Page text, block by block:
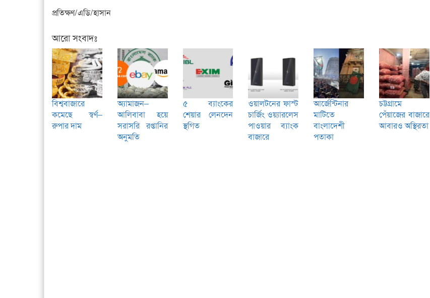
প্রতিক্ষণ/এডি/হাসান
আরো সংবাদঃ
বিশ্ববাজারে
কমেছে স্বর্ণ–
রুপার দাম
অ্যামাজন–
আলিবাবা হয়ে
সরাসরি রপ্তানির
অনুমতি
৫ ব্যাংকের
শেয়ার লেনদেন
স্থগিত
ওয়ালটনের ফাস্ট
চার্জিং ওয়্যারলেস
পাওয়ার ব্যাংক
বাজারে
আর্জেন্টিনার
মাটিতে
বাংলাদেশী
পতাকা
চট্টগ্রামে
পেঁয়াজের বাজারে
আবারও অস্থিরতা